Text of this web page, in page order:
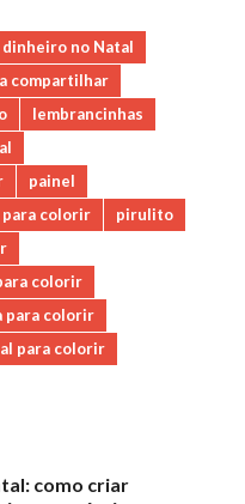
dinheiro no Natal
compartilhar
lembrancinhas
painel
para colorir
pirulito
colorir
para colorir
para colorir
como criar